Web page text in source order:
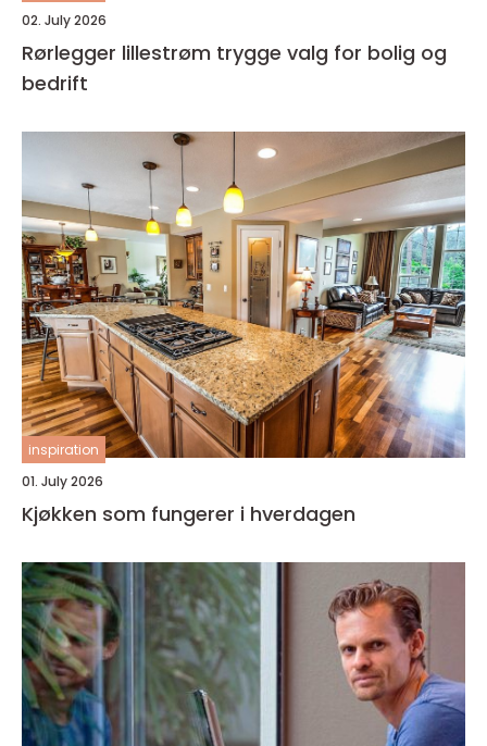
02. July 2026
Rørlegger lillestrøm trygge valg for bolig og
bedrift
inspiration
01. July 2026
Kjøkken som fungerer i hverdagen